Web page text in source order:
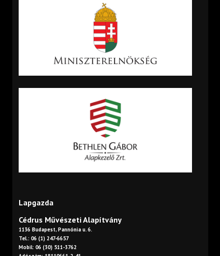
Lapgazda
Cédrus Művészeti Alapítvány
1136 Budapest, Pannónia u. 6.
Tel.: 06 (1) 247-6657
Mobil: 06 (30) 511-3762